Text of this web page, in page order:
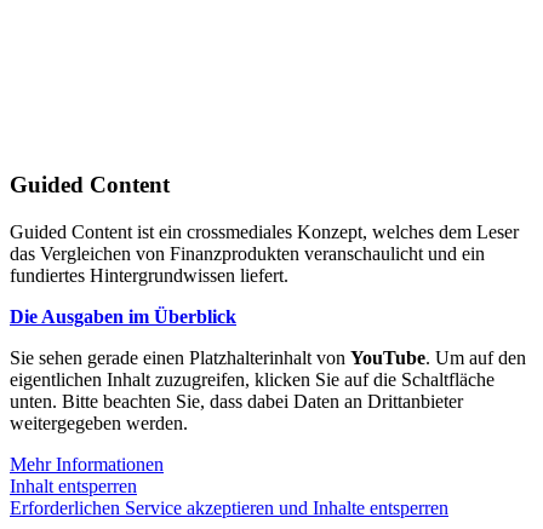
Guided Content
Guided Content ist ein crossmediales Konzept, welches dem Leser
das Vergleichen von Finanzprodukten veranschaulicht und ein
fundiertes Hintergrundwissen liefert.
Die Ausgaben im Überblick
Sie sehen gerade einen Platzhalterinhalt von YouTube. Um auf den
eigentlichen Inhalt zuzugreifen, klicken Sie auf die Schaltfläche
unten. Bitte beachten Sie, dass dabei Daten an Drittanbieter
weitergegeben werden.
Mehr Informationen
Inhalt entsperren
Erforderlichen Service akzeptieren und Inhalte entsperren